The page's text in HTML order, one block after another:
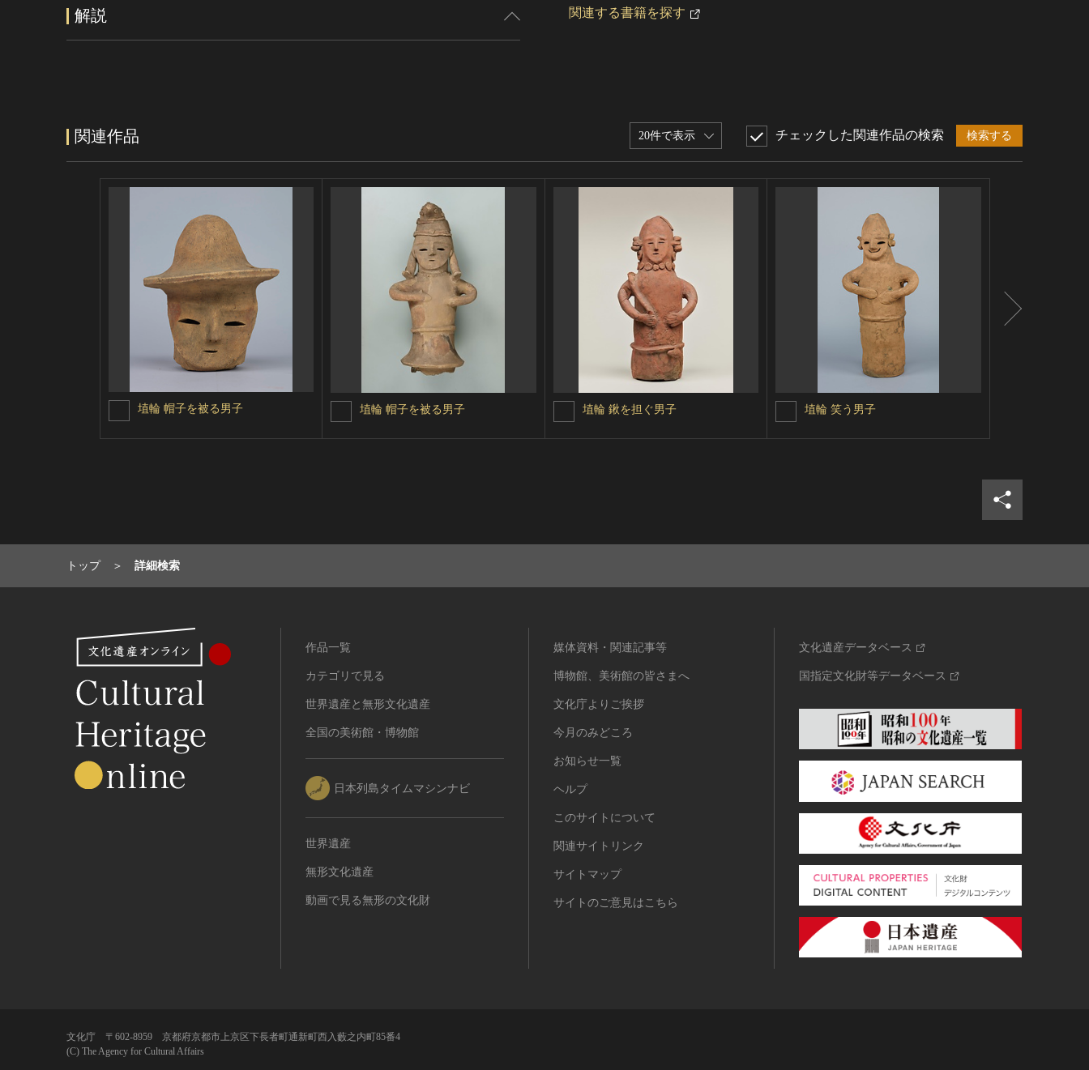
解説 関連する書籍を探す
関連作品 20件で表示 チェックした関連作品の検索 検索する
埴輪 帽子を被る男子 埴輪 帽子を被る男子 埴輪 鍬を担ぐ男子 埴輪 笑う男子
トップ 詳細検索
作品一覧
カテゴリで見る
世界遺産と無形文化遺産
全国の美術館・博物館
日本列島タイムマシンナビ
世界遺産
無形文化遺産
動画で見る無形の文化財
媒体資料・関連記事等
博物館、美術館の皆さまへ
文化庁よりご挨拶
今月のみどころ
お知らせ一覧
ヘルプ
このサイトについて
関連サイトリンク
サイトマップ
サイトのご意見はこちら
文化遺産データベース
国指定文化財等データベース
文化庁 〒602-8959 京都府京都市上京区下長者町通新町西入藪之内町85番4
(C) The Agency for Cultural Affairs